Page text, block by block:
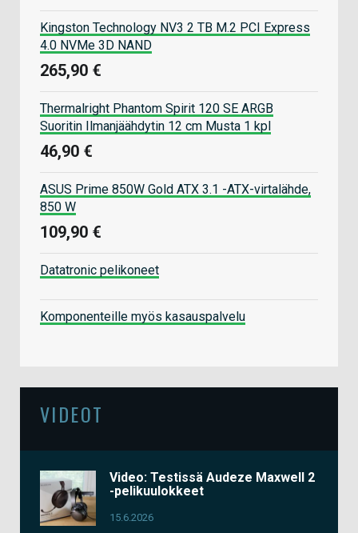
Kingston Technology NV3 2 TB M.2 PCI Express
4.0 NVMe 3D NAND
265,90 €
Thermalright Phantom Spirit 120 SE ARGB
Suoritin Ilmanjäähdytin 12 cm Musta 1 kpl
46,90 €
ASUS Prime 850W Gold ATX 3.1 -ATX-virtalähde,
850 W
109,90 €
Datatronic pelikoneet
Komponenteille myös kasauspalvelu
VIDEOT
Video: Testissä Audeze Maxwell 2
-pelikuulokkeet
15.6.2026